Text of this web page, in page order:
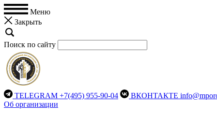
Меню
Закрыть
Поиск по сайту
TELEGRAM +7(495) 955-90-04 ВКОНТАКТЕ
Об организации